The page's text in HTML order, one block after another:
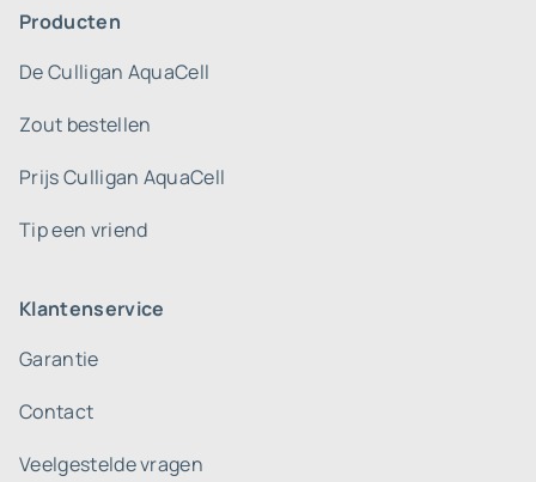
Producten
De Culligan AquaCell
Zout bestellen
Prijs Culligan AquaCell
Tip een vriend
Klantenservice
Garantie
Contact
Veelgestelde vragen